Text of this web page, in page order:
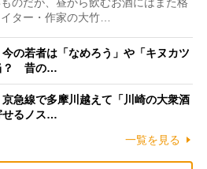
ター・作家の大竹…
今の若者は「なめろう」や「キヌカツ
？ 昔の…
京急線で多摩川越えて「川崎の大衆酒
るノス…
一覧を見る